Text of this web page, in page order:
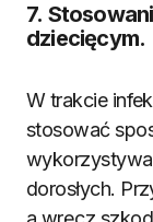
7.
dziecięcym.
W trakcie
stosować
dorosłych.